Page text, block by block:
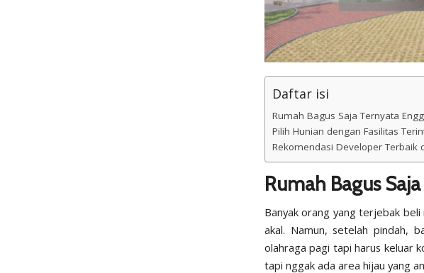
Daftar isi
Rumah Bagus Saja Ternyata
Pilih Hunian dengan Fasilitas
Rekomendasi Developer Terbaik
Rumah Bagus
Banyak orang yang terjebak
akal. Namun, setelah pindah,
olahraga pagi tapi harus keluar
tapi nggak ada area hijau yang